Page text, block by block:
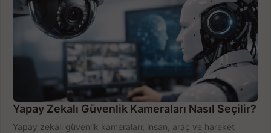
Yapay Zekalı Güvenlik Kameraları Nasıl Seçilir?
Yapay zekalı güvenlik kameraları; insan, araç ve hareket